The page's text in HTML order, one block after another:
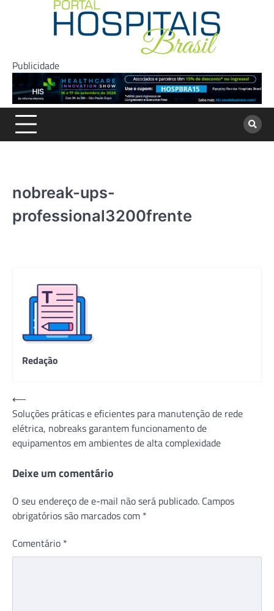
Publicidade
nobreak-ups-
professional3200frente
Redação
Navegação
de
Post
⟵
Soluções práticas e eficientes para manutenção de rede
elétrica, nobreaks garantem funcionamento de
equipamentos em ambientes de alta complexidade
Deixe um comentário
O seu endereço de e-mail não será publicado. Campos
obrigatórios são marcados com *
Comentário *